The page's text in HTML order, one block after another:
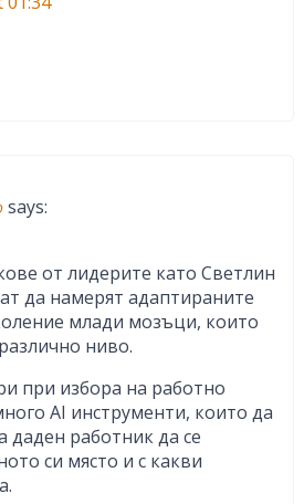
says:
от лидерите като Светлин
да намерят адаптираните
млади мозъци, които
ниво.
при избора на работно
AI инструменти, които да
даден работник да се
си място и с какви